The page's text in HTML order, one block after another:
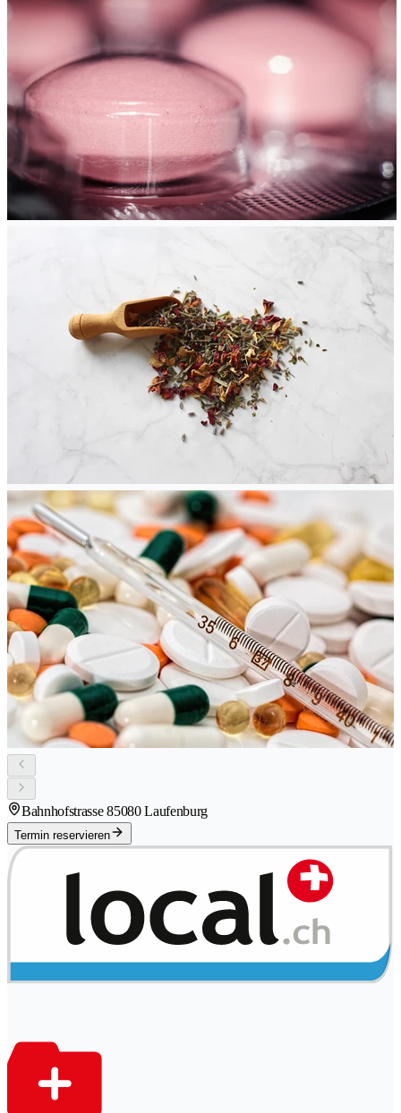
Bahnhofstrasse 85080 Laufenburg
Termin reservieren